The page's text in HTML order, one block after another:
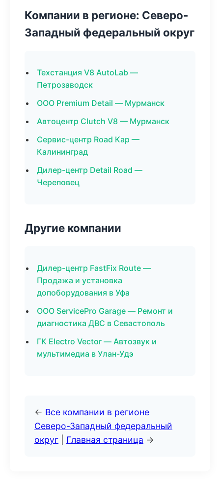
Компании в регионе: Северо-
Западный федеральный округ
Техстанция V8 AutoLab —
Петрозаводск
ООО Premium Detail — Мурманск
Автоцентр Clutch V8 — Мурманск
Сервис-центр Road Кар —
Калининград
Дилер-центр Detail Road —
Череповец
Другие компании
Дилер-центр FastFix Route —
Продажа и установка
допоборудования в Уфа
ООО ServicePro Garage — Ремонт и
диагностика ДВС в Севастополь
ГК Electro Vector — Автозвук и
мультимедиа в Улан-Удэ
← Все компании в регионе
Северо-Западный федеральный
округ
Главная страница →